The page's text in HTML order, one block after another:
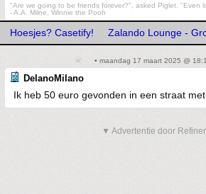
"Are we going to be friends forever?", asked Piglet. "Even
- A.A. Milne, Winnie the Pooh
Hoesjes? Casetify! Zalando Lounge -
• maandag 17 maart 2025 @
DelanoMilano
Ik heb 50 euro gevonden in een straat
▼ Advertentie door